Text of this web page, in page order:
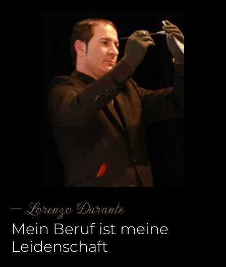
Lorenzo Durante
Mein Beruf ist meine
Leidenschaft